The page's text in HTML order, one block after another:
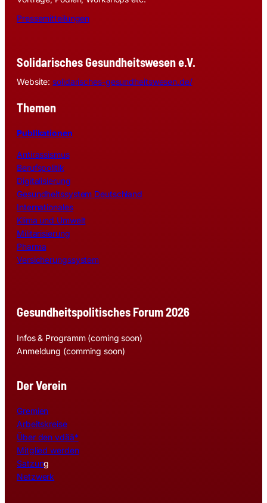
Pressemitteilungen
Solidarisches Gesundheitswesen e.V.
Website: solidarisches-gesundheitswesen.de/
Themen
Publikationen
Antirassismus
Berufspolitik
Digitalisierung
Gesundheitssystem Deutschland
Internationales
Klima und Umwelt
Militarisierung
Pharma
Versicherungssystem
Gesundheitspolitisches Forum 2026
Infos & Programm (coming soon)
Anmeldung (comming soon)
Der Verein
Gremien
Arbeitskreise
Über den vdää*
Mitglied werden
Satzung
Netzwerk